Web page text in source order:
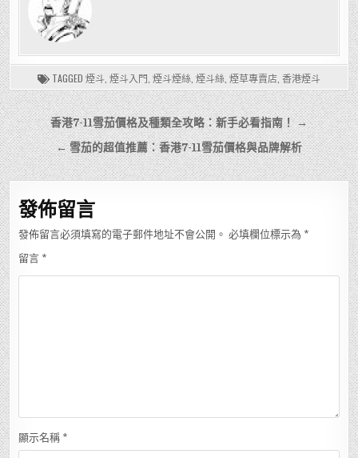
TAGGED 煙斗 煙斗入門 煙斗煙絲 煙斗絲 煙草專賣店 香港煙斗
文
章
導
覽
香港7-11雪茄價格及種類全攻略：新手必看指南！ →
← 雪茄的超值推薦：香港7-11雪茄價格與品牌解析
發佈留言
發佈留言必須填寫的電子郵件地址不會公開。 必填欄位標示為 *
留言 *
顯示名稱 *